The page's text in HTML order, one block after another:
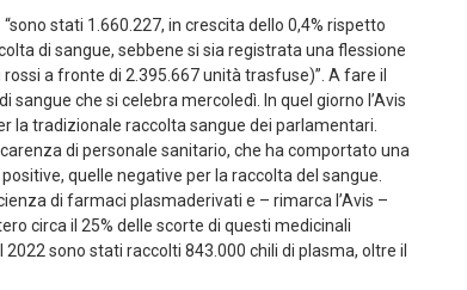
stati 1.660.227, in crescita dello 0,4% rispetto
di sangue, sebbene si sia registrata una flessione
a fronte di 2.395.667 unità trasfuse)”. A fare il
sangue che si celebra mercoledì. In quel giorno l’Avis
la tradizionale raccolta sangue dei parlamentari.
di personale sanitario, che ha comportato una
quelle negative per la raccolta del sangue.
di farmaci plasmaderivati e – rimarca l’Avis –
circa il 25% delle scorte di questi medicinali
sono stati raccolti 843.000 chili di plasma, oltre il